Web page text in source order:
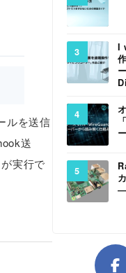
ルを送信
送
実行で
I
―